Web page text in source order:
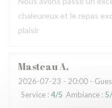
chaleureux et le repas
plaisir
MasteauA
2026-07-23 - 20:00 -
Service : 4/5 Ambiance : 5